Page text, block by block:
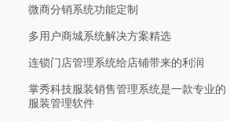
微商分销系统功能定制
多用户商城系统解决方案精选
连锁门店管理系统给店铺带来的利润
掌秀科技服装销售管理系统是一款专业的
服装管理软件